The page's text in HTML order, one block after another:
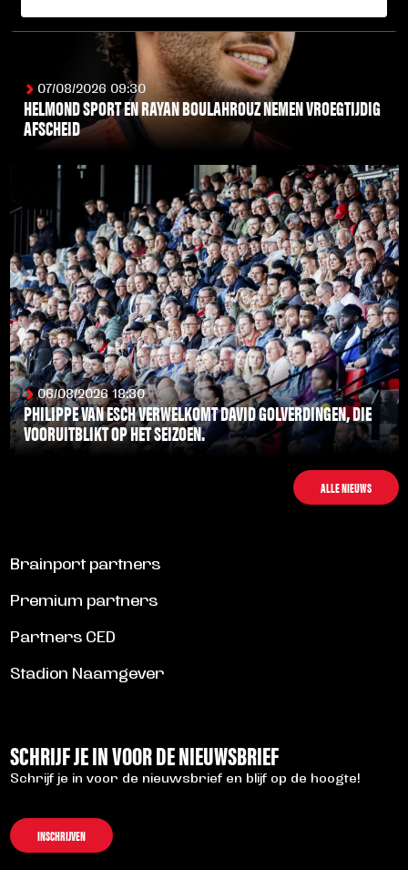
07/08/2026 09:30
HELMOND SPORT EN RAYAN BOULAHROUZ NEMEN VROEGTIJDIG
AFSCHEID
LEES MEER
06/08/2026 18:30
PHILIPPE VAN ESCH VERWELKOMT DAVID GOLVERDINGEN, DIE
VOORUITBLIKT OP HET SEIZOEN.
LEES MEER
ALLE NIEUWS
Brainport partners
Premium partners
Partners CED
Stadion Naamgever
SCHRIJF JE IN VOOR DE NIEUWSBRIEF
Schrijf je in voor de nieuwsbrief en blijf op de hoogte!
INSCHRIJVEN